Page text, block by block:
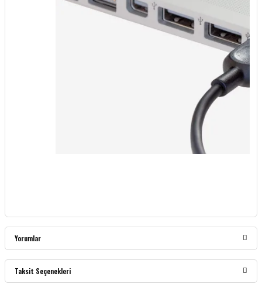
Yorumlar
Taksit Seçenekleri